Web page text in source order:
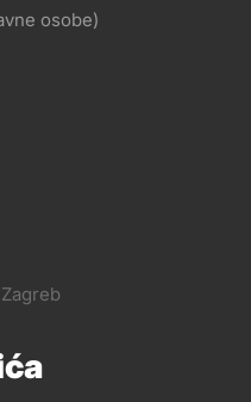
osobe)